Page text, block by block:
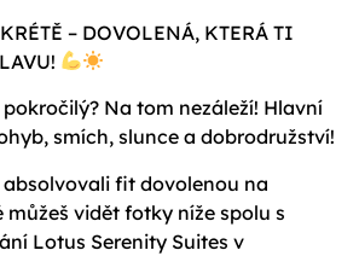
– DOVOLENÁ, KTERÁ TI
Na tom nezáleží! Hlavní
smích, slunce a dobrodružství!
absolvovali fit dovolenou na
můžeš vidět fotky níže spolu s
Lotus Serenity Suites v